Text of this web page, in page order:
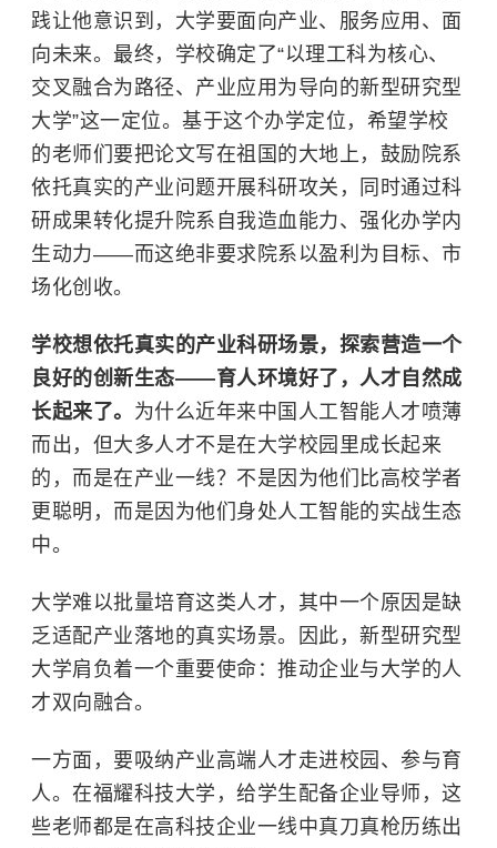
践让他意识到，大学要面向产业、服务应用、面
向未来。最终，学校确定了“以理工科为核心、
交叉融合为路径、产业应用为导向的新型研究型
大学”这一定位。基于这个办学定位，希望学校
的老师们要把论文写在祖国的大地上，鼓励院系
依托真实的产业问题开展科研攻关，同时通过科
研成果转化提升院系自我造血能力、强化办学内
生动力——而这绝非要求院系以盈利为目标、市
场化创收。
学校想依托真实的产业科研场景，探索营造一个
良好的创新生态——育人环境好了，人才自然成
长起来了。 为什么近年来中国人工智能人才喷薄
而出，但大多人才不是在大学校园里成长起来
的，而是在产业一线？不是因为他们比高校学者
更聪明，而是因为他们身处人工智能的实战生态
中。
大学难以批量培育这类人才，其中一个原因是缺
乏适配产业落地的真实场景。因此，新型研究型
大学肩负着一个重要使命：推动企业与大学的人
才双向融合。
一方面，要吸纳产业高端人才走进校园、参与育
人。在福耀科技大学 ，给学生配备企业导师，这
些老师都是在高科技企业一线中真刀真枪历练出